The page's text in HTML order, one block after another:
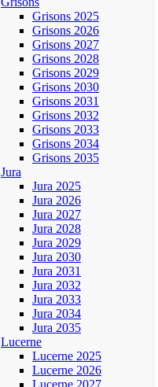
Grisons 2025
Grisons 2026
Grisons 2027
Grisons 2028
Grisons 2029
Grisons 2030
Grisons 2031
Grisons 2032
Grisons 2033
Grisons 2034
Grisons 2035
Jura
Jura 2025
Jura 2026
Jura 2027
Jura 2028
Jura 2029
Jura 2030
Jura 2031
Jura 2032
Jura 2033
Jura 2034
Jura 2035
Lucerne
Lucerne 2025
Lucerne 2026
Lucerne 2027